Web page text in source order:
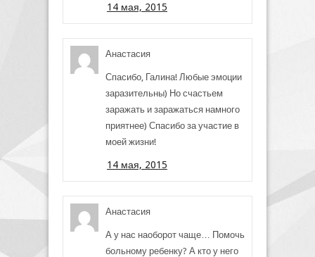
14 мая, 2015
Анастасия
Спасибо, Галина! Любые эмоции
заразительны) Но счастьем
заражать и заражаться намного
приятнее) Спасибо за участие в
моей жизни!
14 мая, 2015
Анастасия
А у нас наоборот чаще… Помочь
больному ребенку? А кто у него